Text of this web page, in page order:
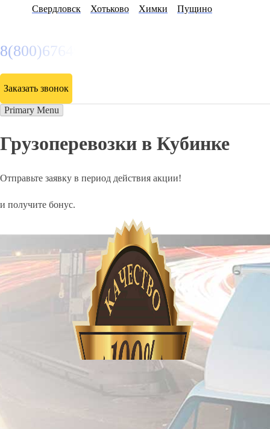
Свердловск
Хотьково Химки Пущино
8(800)6764935
Заказать звонок
Primary Menu
Грузоперевозки в Кубинке
Отправьте заявку в период действия акции!
и получите бонус.